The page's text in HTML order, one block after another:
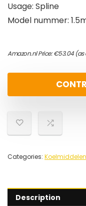
Usage: Spline
Model nummer:
Amazon.nl Price:€53.04(as
Categories:
Description